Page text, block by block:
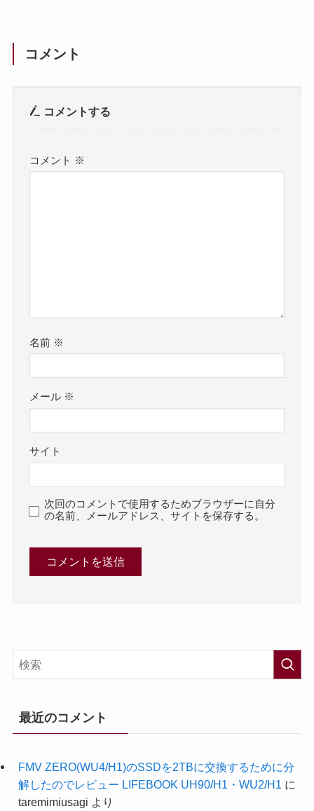
コメント
コメントする
コメント ※
名前 ※
メール ※
サイト
次回のコメントで使用するためブラウザーに自分
の名前、メールアドレス、サイトを保存する。
最近のコメント
FMV ZERO(WU4/H1)のSSDを2TBに交換するために分
解したのでレビュー LIFEBOOK UH90/H1・WU2/H1 に
taremimiusagi より